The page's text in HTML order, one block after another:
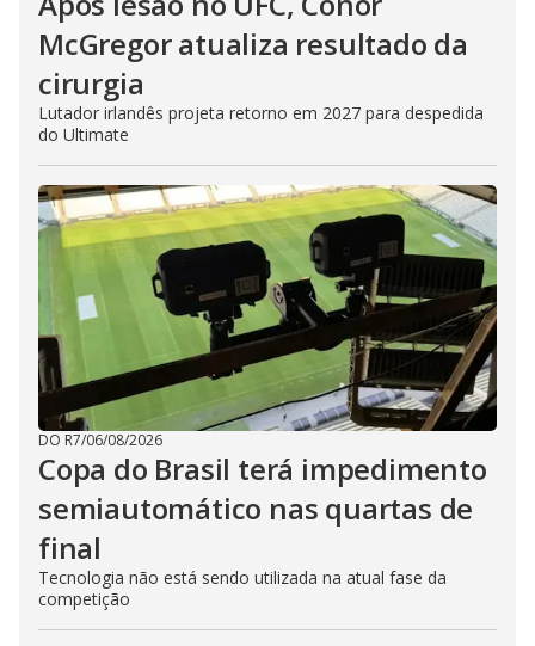
McGregor atualiza resultado da
cirurgia
Lutador irlandês projeta retorno em 2027 para despedida
do Ultimate
DO R7/06/08/2026
Copa do Brasil terá impedimento
semiautomático nas quartas de
final
Tecnologia não está sendo utilizada na atual fase da
competição